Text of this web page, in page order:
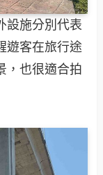
設施分別代表
遊客在旅行途
，也很適合拍